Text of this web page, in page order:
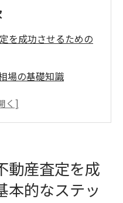
を成功させるための
場の基礎知識
解する
格設定の戦略
査定の秘訣を大阪市
動産査定を成
本的なステッ